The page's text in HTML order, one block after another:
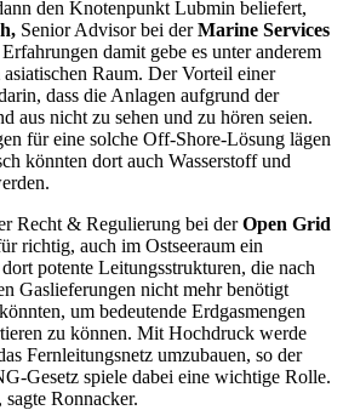
den Knotenpunkt Lubmin beliefert,
Senior Advisorbei derMarine Services
damit gebe es unter anderem
Raum. Der Vorteil einer
dass die Anlagen aufgrund der
aus nicht zu sehen und zu hören seien.
für eine solche Off-Shore-Lösung lägen
könnten dort auch Wasserstoff und
Recht & Regulierung bei der Open Grid
richtig, auch im Ostseeraum ein
potente Leitungsstrukturen, die nach
Gaslieferungen nicht mehr benötigt
um bedeutende Erdgasmengen
zu können. Mit Hochdruck werde
Fernleitungsnetz umzubauen, so der
-Gesetz spiele dabei eine wichtige Rolle.
sagte Ronnacker.